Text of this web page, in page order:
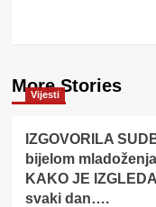
More Stories
Vijesti
IZGOVORILA
bijelom
KAKO JE
svaki dan….